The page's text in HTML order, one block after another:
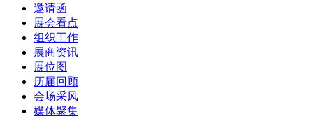
邀请函
展会看点
组织工作
展商资讯
展位图
历届回顾
会场采风
媒体聚集